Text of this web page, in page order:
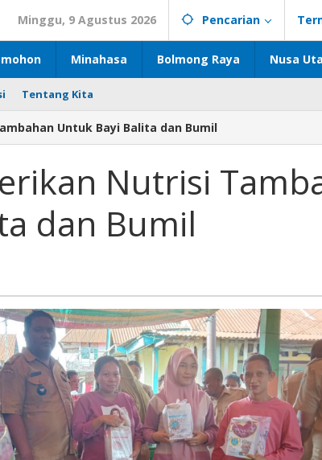
Minggu, 9 Agustus 2026 Pencarian
Minahasa Bolmong Raya Nusa
Tentang Kita
Untuk Bayi Balita dan Bumil
Nutrisi
dan Bumil